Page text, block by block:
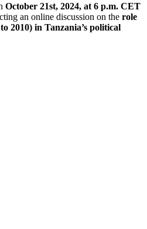
October 21st, 2024, at 6 p.m. CET
an online discussion on the role
2010) in Tanzania’s political